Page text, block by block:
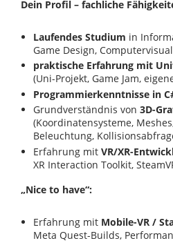
Dein Profil – fachliche
Laufendes Studium in
Game Design,
praktische Erfahrung mit
(Uni-Projekt, Game Jam,
Programmierkenntnisse in
Grundverständnis von 3D-
(Koordinatensysteme,
Beleuchtung,
Erfahrung mit VR/XR-
XR Interaction Toolkit,
„Nice to have“:
Erfahrung mit Mobile-VR /
Meta Quest-Builds,